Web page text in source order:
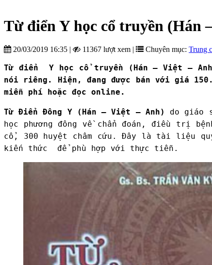
Từ điển Y học cổ truyền (Hán
20/03/2019 16:35 | 11367 lượt xem | Chuyên mục: Trung
Từ điển Y học cổ truyền (Hán – Việt –
nói riêng. Hiện, đang được bán với giá
miễn phí hoặc đọc online.
Từ Điển Đông Y (Hán – Việt – Anh)
do giáo
học phương đông về chẩn đoán, điều trị
cổ, 300 huyệt châm cứu. Đây là tài liệu
kiến thức để phù hợp với thực tiễn.